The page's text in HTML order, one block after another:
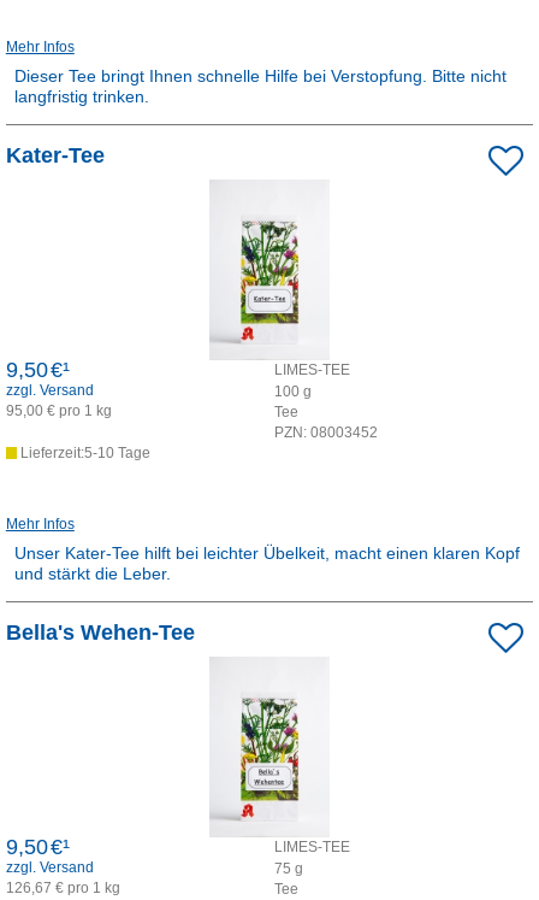
Mehr Infos
Dieser Tee bringt Ihnen schnelle Hilfe bei Verstopfung. Bitte nicht
langfristig trinken.
Kater-Tee
LIMES-TEE
100 g
Tee
PZN: 08003452
9,50€¹
zzgl. Versand
95,00 € pro 1 kg
Lieferzeit:5-10 Tage
Mehr Infos
Unser Kater-Tee hilft bei leichter Übelkeit, macht einen klaren Kopf
und stärkt die Leber.
Dieses Produkt ist apothekenpflichtig und wird in der Apotheke für
Bella's Wehen-Tee
LIMES-TEE
75 g
Tee
9,50€¹
zzgl. Versand
126,67 € pro 1 kg